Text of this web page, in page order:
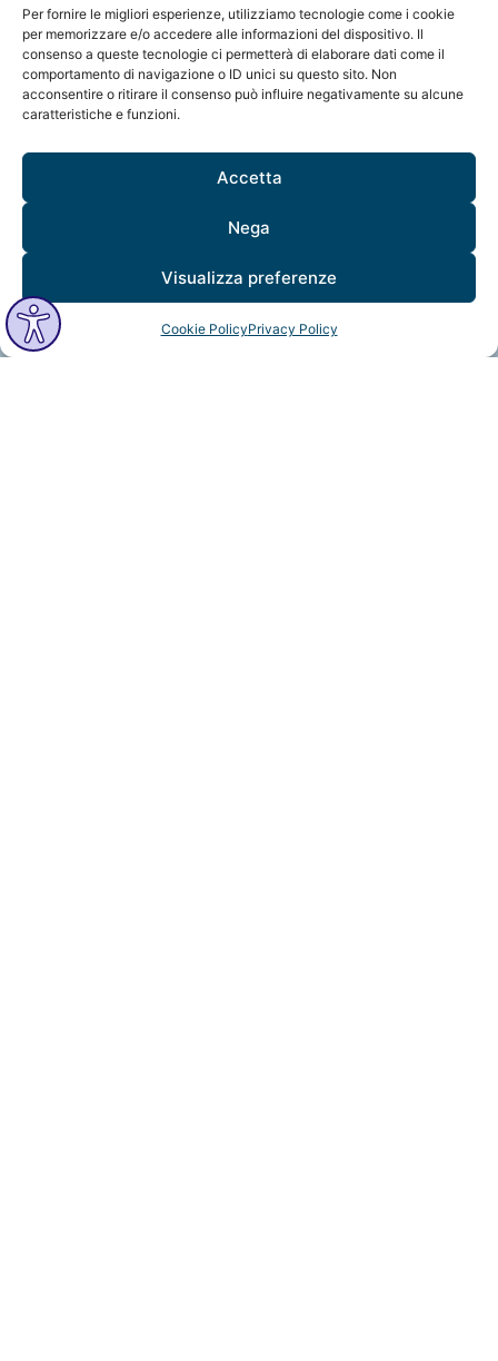
Per fornire le migliori esperienze, utilizziamo tecnologie come i cookie
per memorizzare e/o accedere alle informazioni del dispositivo. Il
consenso a queste tecnologie ci permetterà di elaborare dati come il
comportamento di navigazione o ID unici su questo sito. Non
acconsentire o ritirare il consenso può influire negativamente su alcune
caratteristiche e funzioni.
Accetta
Nega
Visualizza preferenze
Cookie PolicyPrivacy Policy
info@mindfulvision.it
MindfulVision srl
“Società Benefit”
Via Monte Rosa 21, 20149, Milano
C.F. / P. IVA: 12706961005